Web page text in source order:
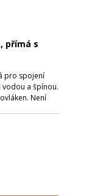
přímá s
pro spojení
a špínou.
Není